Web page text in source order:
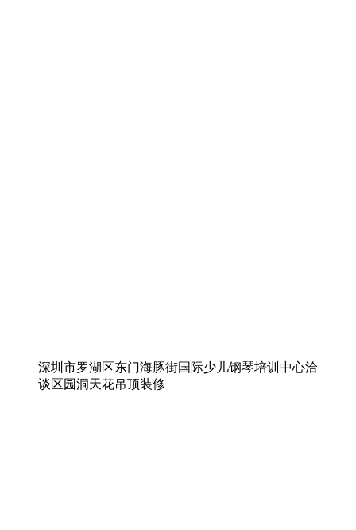
深圳市罗湖区东门海豚街国际少儿钢琴培训中心洽
谈区园洞天花吊顶装修